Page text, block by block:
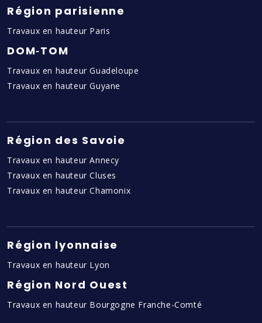
Région parisienne
Travaux en hauteur Paris
DOM‑TOM
Travaux en hauteur Guadeloupe
Travaux en hauteur Guyane
Région des Savoie
Travaux en hauteur Annecy
Travaux en hauteur Cluses
Travaux en hauteur Chamonix
Région lyonnaise
Travaux en hauteur Lyon
Région Nord Ouest
Travaux en hauteur Bourgogne Franche-Comté